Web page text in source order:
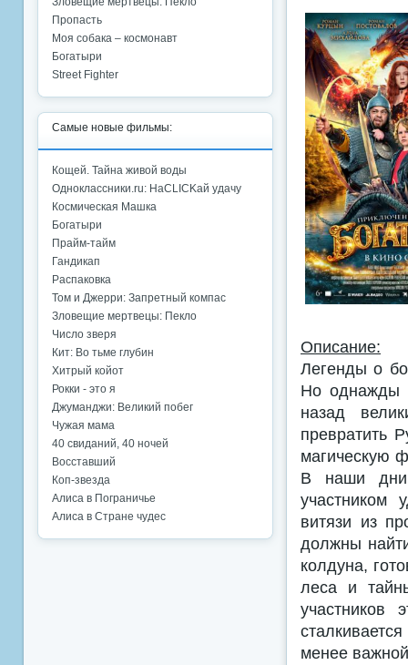
Описание:
Легенды о
Но однажды
назад
превратить
магическую
В наши дни
участником
витязи из
должны
колдуна,
леса и
участников
менее
Пропасть
Моя собака – космонавт
Богатыри
Street Fighter
Самые новые фильмы:
Кощей. Тайна живой воды
Одноклассники.ru: НаCLICKай удачу
Космическая Машка
Богатыри
Прайм-тайм
Гандикап
Распаковка
Том и Джерри: Запретный компас
Зловещие мертвецы: Пекло
Число зверя
Кит: Во тьме глубин
Хитрый койот
Рокки - это я
Джуманджи: Великий побег
Чужая мама
40 свиданий, 40 ночей
Восставший
Коп-звезда
Алиса в Пограничье
Алиса в Стране чудес